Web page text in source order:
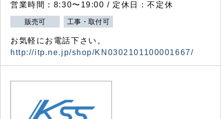
営業時間：8:30〜19:00 / 定休日：不定休
販売可 工事・取付可
お気軽にお電話下さい。
http://itp.ne.jp/shop/KN0302101100001667/